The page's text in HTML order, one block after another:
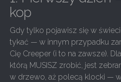
kop
Gdy tylko pojawisz się w
tykać — w innym przypadku
Cię Creeper (i to na zawsze).
którą MUSISZ zrobić, jest
w drzewo, aż polecą klocki —